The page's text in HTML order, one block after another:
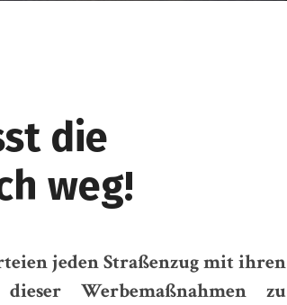
die
weg!
jeden Straßenzug mit ihren
Werbemaßnahmen zu